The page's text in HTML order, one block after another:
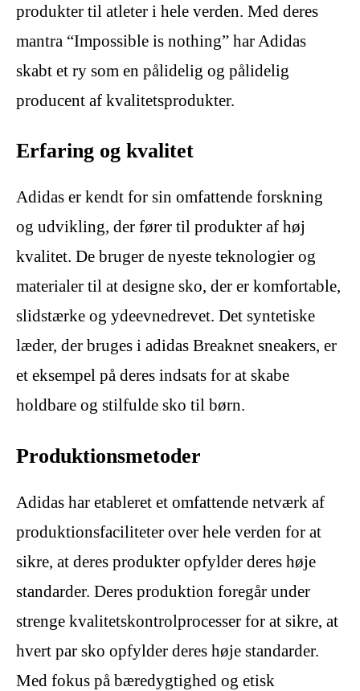
produkter til atleter i hele verden. Med deres
mantra “Impossible is nothing” har Adidas
skabt et ry som en pålidelig og pålidelig
producent af kvalitetsprodukter.
Erfaring og kvalitet
Adidas er kendt for sin omfattende forskning
og udvikling, der fører til produkter af høj
kvalitet. De bruger de nyeste teknologier og
materialer til at designe sko, der er komfortable,
slidstærke og ydeevnedrevet. Det syntetiske
læder, der bruges i adidas Breaknet sneakers, er
et eksempel på deres indsats for at skabe
holdbare og stilfulde sko til børn.
Produktionsmetoder
Adidas har etableret et omfattende netværk af
produktionsfaciliteter over hele verden for at
sikre, at deres produkter opfylder deres høje
standarder. Deres produktion foregår under
strenge kvalitetskontrolprocesser for at sikre, at
hvert par sko opfylder deres høje standarder.
Med fokus på bæredygtighed og etisk